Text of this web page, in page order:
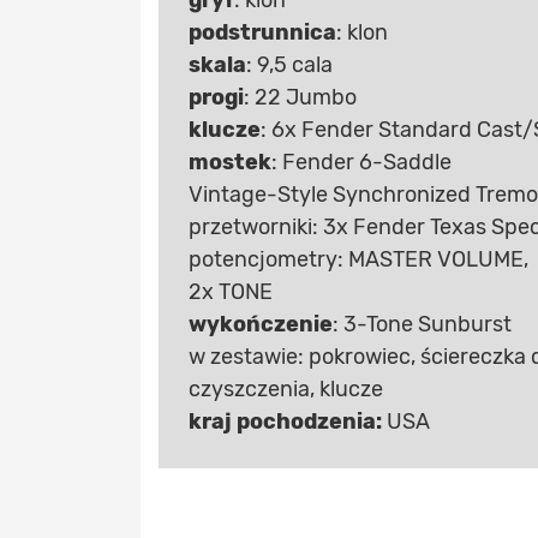
podstrunnica: klon
skala: 9,5 cala
progi: 22 Jumbo
klucze: 6x Fender Standard Cast/
mostek: Fender 6-Saddle
Vintage-Style Synchronized
przetworniki: 3x Fender Texas
potencjometry: MASTER VOLUME,
2x TONE
wykończenie: 3-Tone Sunburst
w zestawie: pokrowiec, ściereczka
czyszczenia, klucze
kraj pochodzenia: USA